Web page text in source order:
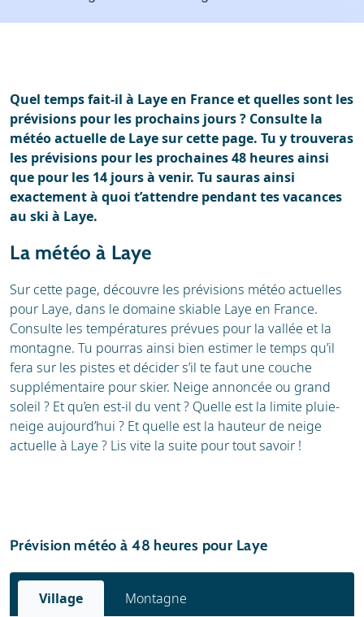
Location
Location de ski
Quel temps fait-il à Laye en France et quelles sont les
prévisions pour les prochains jours ? Consulte la
météo actuelle de Laye sur cette page. Tu y trouveras
les prévisions pour les prochaines 48 heures ainsi
que pour les 14 jours à venir. Tu sauras ainsi
exactement à quoi t’attendre pendant tes vacances
au ski à Laye.
La météo à Laye
Sur cette page, découvre les prévisions météo actuelles
pour Laye, dans le domaine skiable Laye en France.
Consulte les températures prévues pour la vallée et la
montagne. Tu pourras ainsi bien estimer le temps qu’il
fera sur les pistes et décider s’il te faut une couche
supplémentaire pour skier. Neige annoncée ou grand
soleil ? Et qu’en est-il du vent ? Quelle est la limite pluie-
neige aujourd’hui ? Et quelle est la hauteur de neige
actuelle à Laye ? Lis vite la suite pour tout savoir !
Prévision météo à 48 heures pour Laye
Village Montagne